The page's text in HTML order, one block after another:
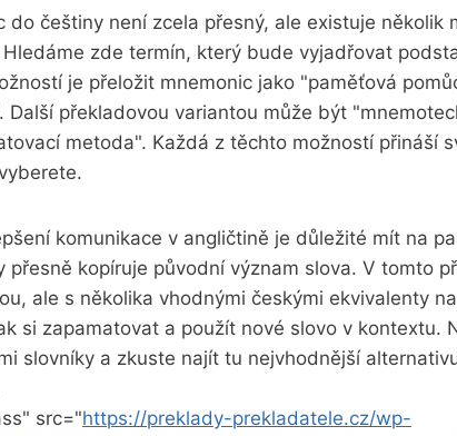
do češtiny není zcela přesný, ale existuje několik
zde termín, který bude vyjadřovat
je přeložit mnemonic jako "paměťová
Další překladovou variantou může být
metoda". Každá z těchto možností přináší
komunikace v angličtině je důležité mít na
přesně kopíruje původní význam slova. V tomto
ale s několika vhodnými českými ekvivalenty
si zapamatovat a použít nové slovo v kontextu.
slovníky a zkuste najít tu nejvhodnější
src="https://preklady-prekladatele.cz/wp-